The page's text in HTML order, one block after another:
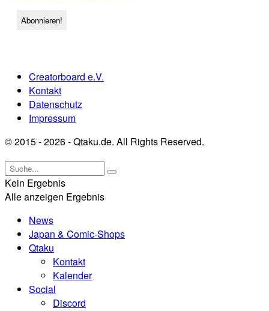
Creatorboard e.V.
Kontakt
Datenschutz
Impressum
© 2015 - 2026 - Qtaku.de. All Rights Reserved.
Kein Ergebnis
Alle anzeigen Ergebnis
News
Japan & Comic-Shops
Qtaku
Kontakt
Kalender
Social
Discord